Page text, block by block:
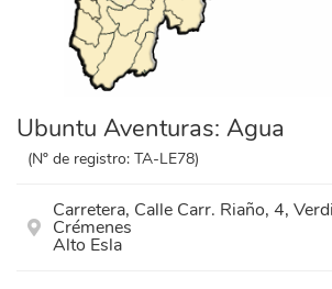
Ubuntu Aventuras: Agua
(Nº de registro: TA-LE78)
Carretera, Calle Carr. Riaño, 4,
Crémenes
Alto Esla